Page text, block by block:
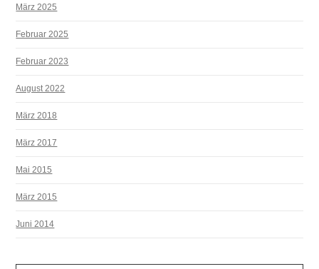
März 2025
Februar 2025
Februar 2023
August 2022
März 2018
März 2017
Mai 2015
März 2015
Juni 2014